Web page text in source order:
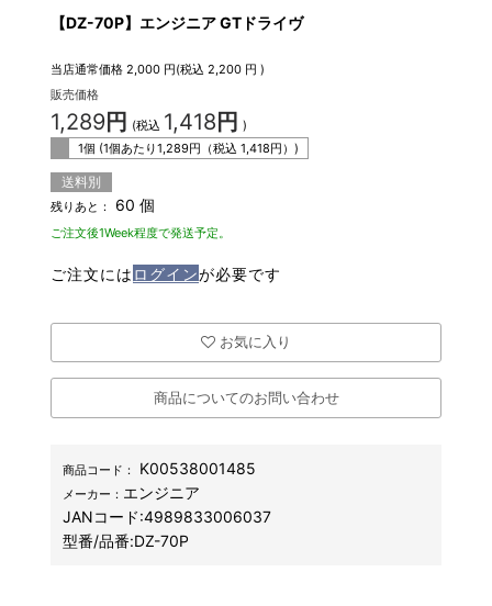
【DZ-70P】エンジニア GTドライヴ
当店通常価格 2,000 円(税込2,200 円 )
販売価格
1,289円 (税込 1,418 円 )
1個 (1個あたり1,289円（税込1,418円）)
送料別
残りあと： 60 個
ご注文後1Week程度で発送予定。
ご注文には ログインが必要です
お気に入り
商品についてのお問い合わせ
商品コード： K00538001485
メーカー： エンジニア
JANコード:4989833006037
型番/品番:DZ-70P